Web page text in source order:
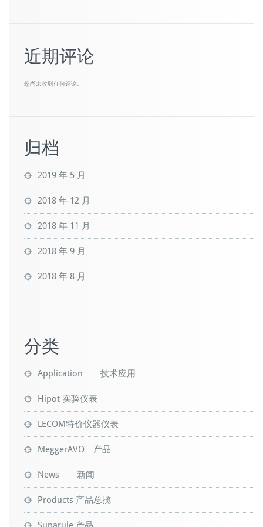
近期评论
您尚未收到任何评论。
归档
2019 年 5 月
2018 年 12 月
2018 年 11 月
2018 年 9 月
2018 年 8 月
分类
Application 技术应用
Hipot 实验仪表
LECOM特价仪器仪表
MeggerAVO 产品
News 新闻
Products 产品总揽